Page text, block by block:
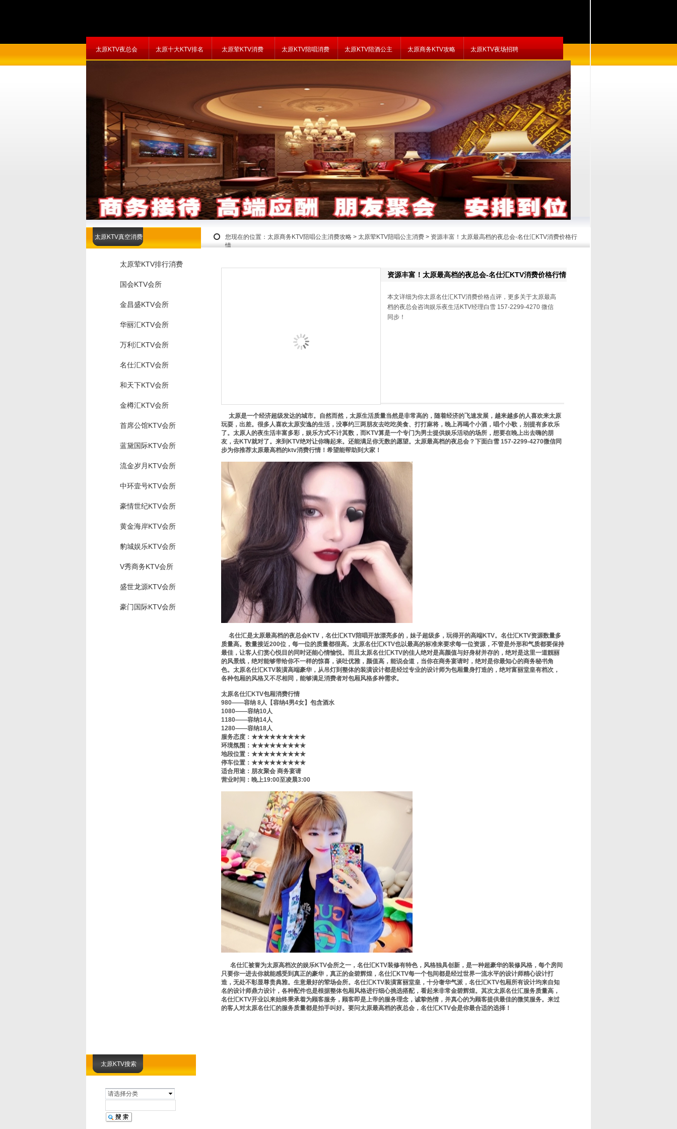
太原KTV夜总会 太原十大KTV排名 太原荤KTV消费 太原KTV陪唱消费 太原KTV陪酒公主 太原商务KTV攻略 太原KTV夜场招聘
太原KTV搜索
请选择分类
您现在的位置： 太原商务KTV陪唱公主消费攻略 > 太原荤KTV陪唱公主消费 > 资源丰富！太原最高档的夜总会-名仕汇KTV消费价格行
情
太原KTV真空消费
太原荤KTV排行消费
国会KTV会所
金昌盛KTV会所
华丽汇KTV会所
万利汇KTV会所
名仕汇KTV会所
和天下KTV会所
金樽汇KTV会所
首席公馆KTV会所
蓝黛国际KTV会所
流金岁月KTV会所
中环壹号KTV会所
豪情世纪KTV会所
黄金海岸KTV会所
豹城娱乐KTV会所
V秀商务KTV会所
盛世龙源KTV会所
豪门国际KTV会所
资源丰富！太原最高档的夜总会-名仕汇KTV消费价格行情
本文详细为你太原名仕汇KTV消费价格点评，更多关于太原最高
档的夜总会咨询娱乐夜生活KTV经理白雪 157-2299-4270 微信
同步！
太原是一个经济超级发达的城市。自然而然，太原生活质量当然是非常高的，随着经济的飞速发展，越来越多的人喜欢来太原
玩耍，出差。很多人喜欢太原安逸的生活，没事约三两朋友去吃吃美食、打打麻将，晚上再喝个小酒，唱个小歌，别提有多欢乐
了。太原人的夜生活丰富多彩，娱乐方式不计其数，而KTV算是一个专门为男士提供娱乐活动的场所，想要在晚上出去嗨的朋
友，去KTV就对了。来到KTV绝对让你嗨起来。还能满足你无数的愿望。太原最高档的夜总会？下面白雪 157-2299-4270微信同
步为你推荐太原最高档的ktv消费行情！希望能帮助到大家！
名仕汇是太原最高档的夜总会KTV，名仕汇KTV陪唱开放漂亮多的，妹子超级多，玩得开的高端KTV。名仕汇KTV资源数量多
质量高。数量接近200位，每一位的质量都很高。太原名仕汇KTV也以最高的标准来要求每一位资源，不管是外形和气质都要保持
最佳，让客人们赏心悦目的同时还能心情愉悦。而且太原名仕汇KTV的佳人绝对是高颜值与好身材并存的，绝对是这里一道靓丽
的风景线，绝对能够带给你不一样的惊喜，谈吐优雅，颜值高，能说会道，当你在商务宴请时，绝对是你最知心的商务秘书角
色。太原名仕汇KTV装潢高端豪华，从吊灯到整体的装潢设计都是经过专业的设计师为包厢量身打造的，绝对富丽堂皇有档次，
各种包厢的风格又不尽相同，能够满足消费者对包厢风格多种需求。
太原名仕汇KTV包厢消费行情
980——容纳 8人【容纳4男4女】包含酒水
1080——容纳10人
1180——容纳14人
1280——容纳18人
服务态度：★★★★★★★★★
环境氛围：★★★★★★★★★
地段位置：★★★★★★★★★
停车位置：★★★★★★★★★
适合用途：朋友聚会 商务宴请
营业时间：晚上19:00至凌晨3:00
名仕汇被誉为太原高档次的娱乐KTV会所之一，名仕汇KTV装修有特色，风格独具创新，是一种超豪华的装修风格，每个房间
只要你一进去你就能感受到真正的豪华，真正的金碧辉煌，名仕汇KTV每一个包间都是经过世界一流水平的设计师精心设计打
造，无处不彰显尊贵典雅。生意最好的荤场会所。名仕汇KTV装潢富丽堂皇，十分奢华气派，名仕汇KTV包厢所有设计均来自知
名的设计师鼎力设计，各种配件也是根据整体包厢风格进行细心挑选搭配，看起来非常金碧辉煌。其次太原名仕汇服务质量高，
名仕汇KTV开业以来始终秉承着为顾客服务，顾客即是上帝的服务理念，诚挚热情，并真心的为顾客提供最佳的微笑服务。来过
的客人对太原名仕汇的服务质量都是拍手叫好。要问太原最高档的夜总会，名仕汇KTV会是你最合适的选择！